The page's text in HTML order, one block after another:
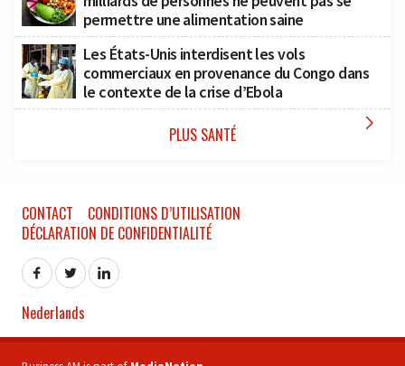
permettre une alimentation saine
Les États-Unis interdisent les vols
commerciaux en provenance du Congo dans
le contexte de la crise d’Ebola
PLUS SANTÉ 
CONTACT
CONDITIONS D’UTILISATION
DÉCLARATION DE CONFIDENTIALITÉ
Nederlands